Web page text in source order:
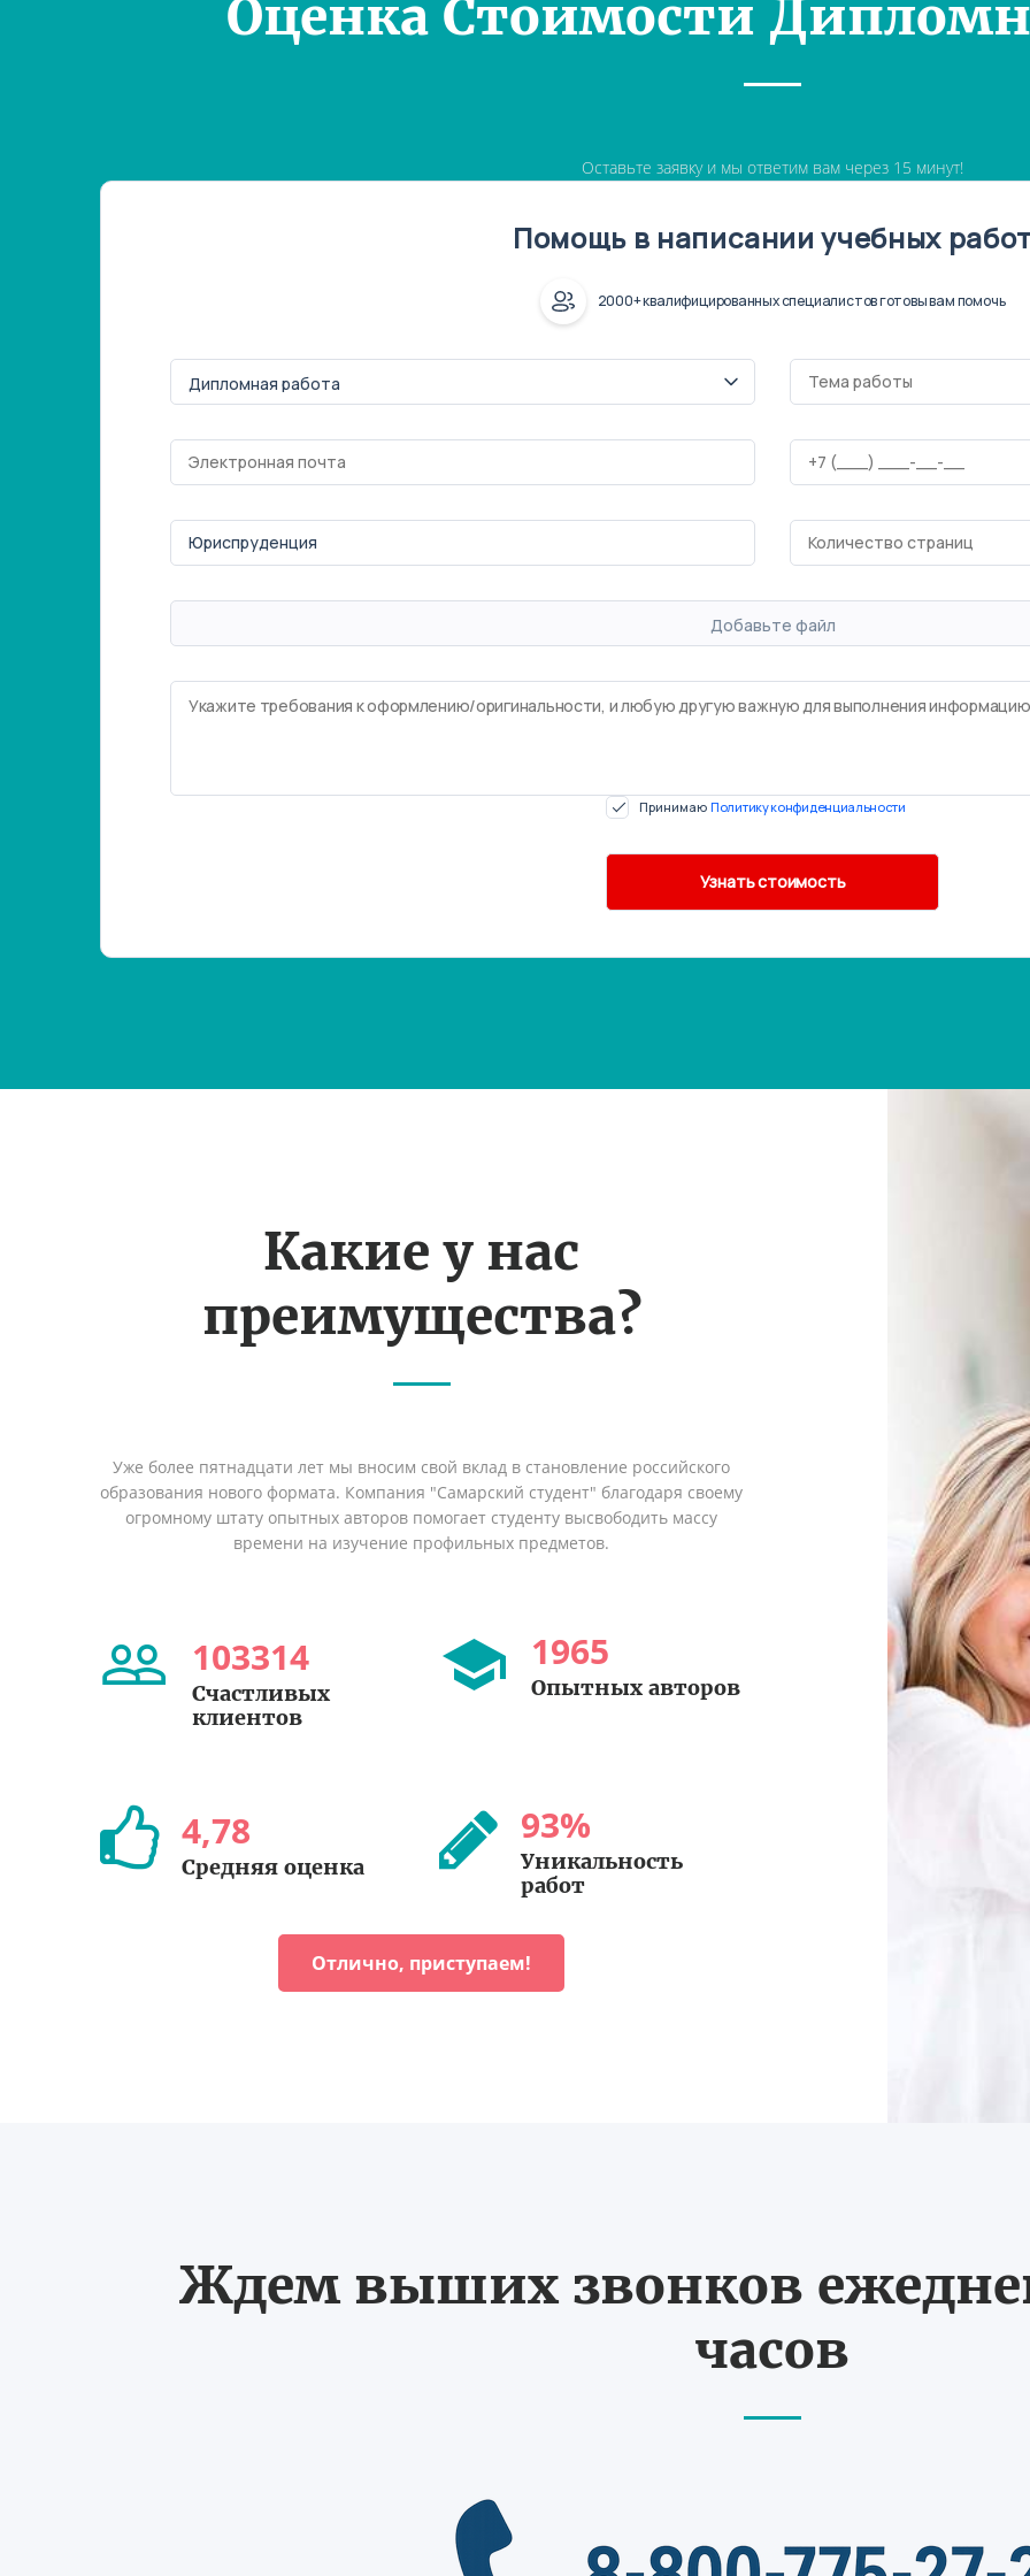
Оценка Стоимости
Оставьте заявку и мы ответим вам через 15 минут!
Помощь в написании учебных
2000+ квалифицированных специалистов готовы вам помочь
Добавьте файл
Принимаю Политику конфиденциальности
Какие у нас
преимущества?
Уже более пятнадцати лет мы вносим свой вклад в становление российского
образования нового формата. Компания "Самарский студент" благодаря своему
огромному штату опытных авторов помогает студенту высвободить массу
времени на изучение профильных предметов.
103314
Счастливых
клиентов
1965
Опытных авторов
4,78
Средняя оценка
93%
Уникальность
работ
Отлично, приступаем!
Ждем выших звонков
часов